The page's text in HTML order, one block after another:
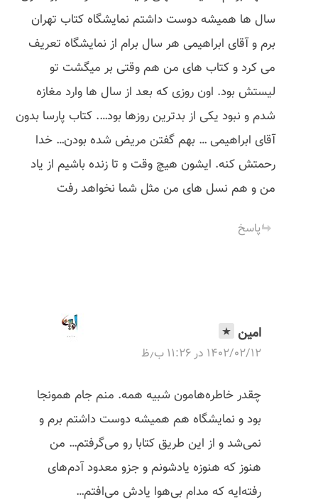
سال ها همیشه دوست داشتم نمایشگاه کتاب تهران
برم و آقای ابراهیمی هر سال برام از نمایشگاه تعریف
می کرد و کتاب های من هم وقتی بر میگشت تو
لیستش بود. اون روزی که بعد از سال ها وارد مغازه
شدم و نبود یکی از بدترین روزها بود…. کتاب پارسا بدون
آقای ابراهیمی … بهم گفتن مریض شده بودن… خدا
رحمتش کنه. ایشون هیچ وقت و تا زنده باشیم از یاد
من و هم نسل های من مثل شما نخواهد رفت
پاسخ
امین
۱۴۰۲/۰۲/۱۲ در ۱۱:۲۶ ب٫ظ
چقدر خاطره‌هامون شبیه همه. منم جام همونجا
بود و نمایشگاه هم همیشه دوست داشتم برم و
نمی‌شد و از این طریق کتابا رو می‌گرفتم… من
هنوز که هنوزه یادشونم و جزو معدود آدم‌های
رفته‌ایه که مدام بی‌هوا یادش می‌افتم…